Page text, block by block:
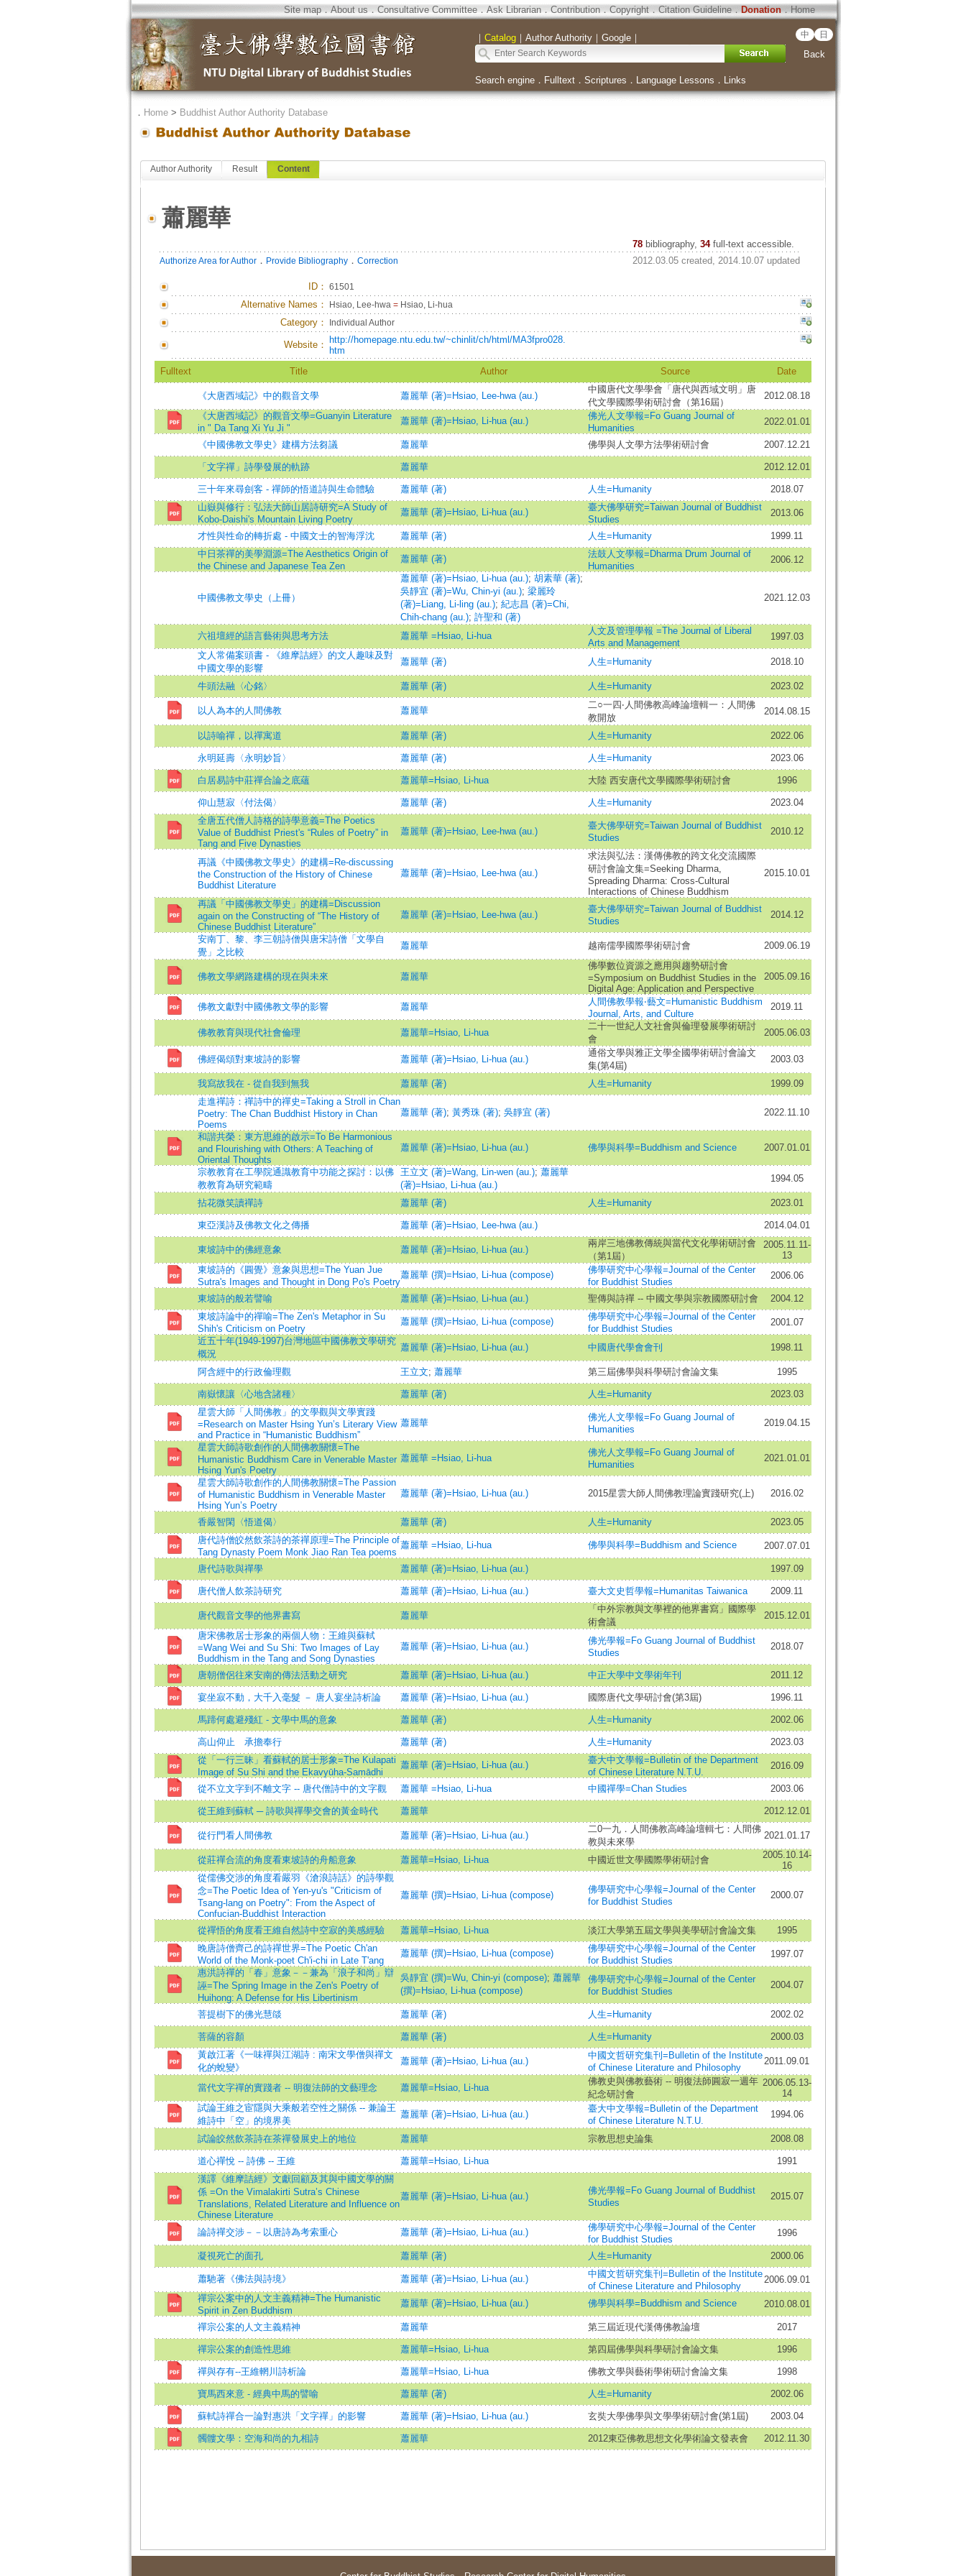
Site map．About us．Consultative Committee．Ask Librarian．Contribution．Copyright．Citation Guideline．Donation．Home
｜ Catalog｜ Author Authority｜ Google｜ 中 日
Back
Search engine． Fulltext． Scriptures ． Language Lessons ． Links
． Home> Buddhist Author Authority Database
Author Authority Result Content
蕭麗華
78 bibliography, 34full-text accessible.
Authorize Area for Author． Provide Bibliography． Correction 2012.03.05 created, 2014.10.07 updated
ID： 61501
Alternative Names： Hsiao, Lee-hwa =Hsiao, Li-hua
Category： Individual Author
Website：
http://homepage.ntu.edu.tw/~chinlit/ch/html/MA3fpro028.
htm
Fulltext
Title Author Source Date
《大唐西域記》中的觀音文學 蕭麗華 (著)=Hsiao, Lee-hwa (au.)
中國唐代文學學會「唐代與西域文明」唐
代文學國際學術研討會（第16屆）
2012.08.18
《大唐西域記》的觀音文學=Guanyin Literature
in " Da Tang Xi Yu Ji "
蕭麗華 (著)=Hsiao, Li-hua (au.)
佛光人文學報=Fo Guang Journal of
Humanities
2022.01.01
《中國佛教文學史》建構方法芻議 蕭麗華 佛學與人文學方法學術研討會 2007.12.21
「文字禪」詩學發展的軌跡 蕭麗華 2012.12.01
三十年來尋劍客 - 禪師的悟道詩與生命體驗 蕭麗華 (著) 人生=Humanity
2018.07
山嶽與修行：弘法大師山居詩研究=A Study of
Kobo-Daishi's Mountain Living Poetry
蕭麗華 (著)=Hsiao, Li-hua (au.)
臺大佛學研究=Taiwan Journal of Buddhist
Studies
2013.06
才性與性命的轉折處 - 中國文士的智海浮沈 蕭麗華 (著) 人生=Humanity
1999.11
中日茶禪的美學淵源=The Aesthetics Origin of
the Chinese and Japanese Tea Zen
蕭麗華 (著)
法鼓人文學報=Dharma Drum Journal of
Humanities
2006.12
中國佛教文學史（上冊）
蕭麗華 (著)=Hsiao, Li-hua (au.); 胡素華 (著);
吳靜宜 (著)=Wu, Chin-yi (au.); 梁麗玲
(著)=Liang, Li-ling (au.); 紀志昌 (著)=Chi,
Chih-chang (au.); 許聖和 (著)
2021.12.03
六祖壇經的語言藝術與思考方法 蕭麗華 =Hsiao, Li-hua
人文及管理學報 =The Journal of Liberal
Arts and Management
1997.03
文人常備案頭書 - 《維摩詰經》的文人趣味及對
中國文學的影響
蕭麗華 (著) 人生=Humanity 2018.10
牛頭法融〈心銘〉 蕭麗華 (著) 人生=Humanity 2023.02
以人為本的人間佛教 蕭麗華
二○一四‧人間佛教高峰論壇輯一：人間佛
教開放
2014.08.15
以詩喻禪，以禪寓道 蕭麗華 (著) 人生=Humanity 2022.06
永明延壽〈永明妙旨〉 蕭麗華 (著) 人生=Humanity 2023.06
白居易詩中莊禪合論之底蘊 蕭麗華=Hsiao, Li-hua 大陸 西安唐代文學國際學術研討會 1996
仰山慧寂〈付法偈〉 蕭麗華 (著) 人生=Humanity
2023.04
全唐五代僧人詩格的詩學意義=The Poetics
Value of Buddhist Priest's “Rules of Poetry” in
Tang and Five Dynasties
蕭麗華 (著)=Hsiao, Lee-hwa (au.)
臺大佛學研究=Taiwan Journal of Buddhist
Studies
2010.12
再議《中國佛教文學史》的建構=Re-discussing
the Construction of the History of Chinese
Buddhist Literature
蕭麗華 (著)=Hsiao, Lee-hwa (au.)
求法與弘法：漢傳佛教的跨文化交流國際
研討會論文集=Seeking Dharma,
Spreading Dharma: Cross-Cultural
Interactions of Chinese Buddhism
2015.10.01
再議「中國佛教文學史」的建構=Discussion
again on the Constructing of “The History of
Chinese Buddhist Literature”
蕭麗華 (著)=Hsiao, Lee-hwa (au.)
臺大佛學研究=Taiwan Journal of Buddhist
Studies
2014.12
安南丁、黎、李三朝詩僧與唐宋詩僧「文學自
覺」之比較
蕭麗華 越南儒學國際學術研討會 2009.06.19
佛教文學網路建構的現在與未來 蕭麗華
佛學數位資源之應用與趨勢研討會
=Symposium on Buddhist Studies in the
Digital Age: Application and Perspective
2005.09.16
佛教文獻對中國佛教文學的影響 蕭麗華
人間佛教學報‧藝文=Humanistic Buddhism
Journal, Arts, and Culture
2019.11
佛教教育與現代社會倫理 蕭麗華=Hsiao, Li-hua
二十一世紀人文社會與倫理發展學術研討
會
2005.06.03
佛經偈頌對東坡詩的影響 蕭麗華 (著)=Hsiao, Li-hua (au.)
通俗文學與雅正文學全國學術研討會論文
集(第4屆)
2003.03
我寫故我在 - 從自我到無我 蕭麗華 (著) 人生=Humanity
1999.09
走進禪詩：禪詩中的禪史=Taking a Stroll in Chan
Poetry: The Chan Buddhist History in Chan
Poems
蕭麗華 (著); 黃秀珠 (著); 吳靜宜 (著) 2022.11.10
和諧共榮：東方思維的啟示=To Be Harmonious
and Flourishing with Others: A Teaching of
Oriental Thoughts
蕭麗華 (著)=Hsiao, Li-hua (au.) 佛學與科學=Buddhism and Science 2007.01.01
宗教教育在工學院通識教育中功能之探討：以佛
教教育為研究範疇
王立文 (著)=Wang, Lin-wen (au.); 蕭麗華
(著)=Hsiao, Li-hua (au.)
1994.05
拈花微笑讀禪詩 蕭麗華 (著) 人生=Humanity 2023.01
東亞漢詩及佛教文化之傳播 蕭麗華 (著)=Hsiao, Lee-hwa (au.) 2014.04.01
東坡詩中的佛經意象 蕭麗華 (著)=Hsiao, Li-hua (au.)
兩岸三地佛教傳統與當代文化學術研討會
（第1屆）
2005.11.11-
13
東坡詩的《圓覺》意象與思想=The Yuan Jue
Sutra's Images and Thought in Dong Po's Poetry
蕭麗華 (撰)=Hsiao, Li-hua (compose)
佛學研究中心學報=Journal of the Center
for Buddhist Studies
2006.06
東坡詩的般若譬喻 蕭麗華 (著)=Hsiao, Li-hua (au.) 聖傳與詩禪 -- 中國文學與宗教國際研討會
2004.12
東坡詩論中的禪喻=The Zen's Metaphor in Su
Shih's Criticism on Poetry
蕭麗華 (撰)=Hsiao, Li-hua (compose)
佛學研究中心學報=Journal of the Center
for Buddhist Studies
2001.07
近五十年(1949-1997)台灣地區中國佛教文學研究
概況
蕭麗華 (著)=Hsiao, Li-hua (au.) 中國唐代學會會刊 1998.11
阿含經中的行政倫理觀 王立文; 蕭麗華 第三屆佛學與科學研討會論文集 1995
南嶽懷讓〈心地含諸種〉 蕭麗華 (著) 人生=Humanity
2023.03
星雲大師「人間佛教」的文學觀與文學實踐
=Research on Master Hsing Yun’s Literary View
and Practice in “Humanistic Buddhism”
蕭麗華
佛光人文學報=Fo Guang Journal of
Humanities
2019.04.15
星雲大師詩歌創作的人間佛教關懷=The
Humanistic Buddhism Care in Venerable Master
Hsing Yun's Poetry
蕭麗華 =Hsiao, Li-hua
佛光人文學報=Fo Guang Journal of
Humanities
2021.01.01
星雲大師詩歌創作的人間佛教關懷=The Passion
of Humanistic Buddhism in Venerable Master
Hsing Yun’s Poetry
蕭麗華 (著)=Hsiao, Li-hua (au.) 2015星雲大師人間佛教理論實踐研究(上) 2016.02
香嚴智閑〈悟道偈〉 蕭麗華 (著) 人生=Humanity
2023.05
唐代詩僧皎然飲茶詩的茶禪原理=The Principle of
Tang Dynasty Poem Monk Jiao Ran Tea poems
蕭麗華 =Hsiao, Li-hua 佛學與科學=Buddhism and Science 2007.07.01
唐代詩歌與禪學 蕭麗華 (著)=Hsiao, Li-hua (au.) 1997.09
唐代僧人飲茶詩研究 蕭麗華 (著)=Hsiao, Li-hua (au.) 臺大文史哲學報=Humanitas Taiwanica 2009.11
唐代觀音文學的他界書寫 蕭麗華
「中外宗教與文學裡的他界書寫」國際學
術會議
2015.12.01
唐宋佛教居士形象的兩個人物：王維與蘇軾
=Wang Wei and Su Shi: Two Images of Lay
Buddhism in the Tang and Song Dynasties
蕭麗華 (著)=Hsiao, Li-hua (au.)
佛光學報=Fo Guang Journal of Buddhist
Studies
2018.07
唐朝僧侶往來安南的傳法活動之研究 蕭麗華 (著)=Hsiao, Li-hua (au.) 中正大學中文學術年刊 2011.12
宴坐寂不動，大千入毫髮 － 唐人宴坐詩析論 蕭麗華 (著)=Hsiao, Li-hua (au.) 國際唐代文學研討會(第3屆) 1996.11
馬蹄何處避殘紅 - 文學中馬的意象 蕭麗華 (著) 人生=Humanity 2002.06
高山仰止 承擔奉行 蕭麗華 (著) 人生=Humanity
2023.03
從「一行三昧」看蘇軾的居士形象=The Kulapati
Image of Su Shi and the Ekavyūha-Samādhi
蕭麗華 (著)=Hsiao, Li-hua (au.)
臺大中文學報=Bulletin of the Department
of Chinese Literature N.T.U.
2016.09
從不立文字到不離文字 -- 唐代僧詩中的文字觀 蕭麗華 =Hsiao, Li-hua 中國禪學=Chan Studies 2003.06
從王維到蘇軾 ─ 詩歌與禪學交會的黃金時代 蕭麗華 2012.12.01
從行門看人間佛教 蕭麗華 (著)=Hsiao, Li-hua (au.)
二0一九．人間佛教高峰論壇輯七：人間佛
教與未來學
2021.01.17
從莊禪合流的角度看東坡詩的舟船意象 蕭麗華=Hsiao, Li-hua 中國近世文學國際學術研討會
2005.10.14-
16
從儒佛交涉的角度看嚴羽《滄浪詩話》的詩學觀
念=The Poetic Idea of Yen-yu's "Criticism of
Tsang-lang on Poetry": From the Aspect of
Confucian-Buddhist Interaction
蕭麗華 (撰)=Hsiao, Li-hua (compose)
佛學研究中心學報=Journal of the Center
for Buddhist Studies
2000.07
從禪悟的角度看王維自然詩中空寂的美感經驗 蕭麗華=Hsiao, Li-hua 淡江大學第五屆文學與美學研討會論文集
1995
晚唐詩僧齊己的詩禪世界=The Poetic Ch'an
World of the Monk-poet Ch'i-chi in Late T'ang
蕭麗華 (撰)=Hsiao, Li-hua (compose)
佛學研究中心學報=Journal of the Center
for Buddhist Studies
1997.07
惠洪詩禪的「春」意象－－兼為「浪子和尚」辯
誣=The Spring Image in the Zen's Poetry of
Huihong: A Defense for His Libertinism
吳靜宜 (撰)=Wu, Chin-yi (compose); 蕭麗華
(撰)=Hsiao, Li-hua (compose)
佛學研究中心學報=Journal of the Center
for Buddhist Studies
2004.07
菩提樹下的佛光慧燄 蕭麗華 (著) 人生=Humanity 2002.02
菩薩的容顏 蕭麗華 (著) 人生=Humanity
2000.03
黃啟江著《一味禪與江湖詩 : 南宋文學僧與禪文
化的蛻變》
蕭麗華 (著)=Hsiao, Li-hua (au.)
中國文哲研究集刊=Bulletin of the Institute
of Chinese Literature and Philosophy
2011.09.01
當代文字禪的實踐者 -- 明復法師的文藝理念 蕭麗華=Hsiao, Li-hua
佛教史與佛教藝術 -- 明復法師圓寂一週年
紀念研討會
2006.05.13-
14
試論王維之宦隱與大乘般若空性之關係 -- 兼論王
維詩中「空」的境界美
蕭麗華 (著)=Hsiao, Li-hua (au.)
臺大中文學報=Bulletin of the Department
of Chinese Literature N.T.U.
1994.06
試論皎然飲茶詩在茶禪發展史上的地位 蕭麗華 宗教思想史論集 2008.08
道心禪悅 -- 詩佛 -- 王維 蕭麗華=Hsiao, Li-hua
1991
漢譯《維摩詰經》文獻回顧及其與中國文學的關
係 =On the Vimalakirti Sutra’s Chinese
Translations, Related Literature and Influence on
Chinese Literature
蕭麗華 (著)=Hsiao, Li-hua (au.)
佛光學報=Fo Guang Journal of Buddhist
Studies
2015.07
論詩禪交涉－－以唐詩為考索重心 蕭麗華 (著)=Hsiao, Li-hua (au.)
佛學研究中心學報=Journal of the Center
for Buddhist Studies
1996
凝視死亡的面孔 蕭麗華 (著) 人生=Humanity 2000.06
蕭馳著《佛法與詩境》 蕭麗華 (著)=Hsiao, Li-hua (au.)
中國文哲研究集刊=Bulletin of the Institute
of Chinese Literature and Philosophy
2006.09.01
禪宗公案中的人文主義精神=The Humanistic
Spirit in Zen Buddhism
蕭麗華 (著)=Hsiao, Li-hua (au.) 佛學與科學=Buddhism and Science 2010.08.01
禪宗公案的人文主義精神 蕭麗華 第三屆近現代漢傳佛教論壇 2017
禪宗公案的創造性思維 蕭麗華=Hsiao, Li-hua 第四屆佛學與科學研討會論文集 1996
禪與存有--王維輞川詩析論 蕭麗華=Hsiao, Li-hua 佛教文學與藝術學術研討會論文集 1998
寶馬西來意 - 經典中馬的譬喻 蕭麗華 (著) 人生=Humanity 2002.06
蘇軾詩禪合一論對惠洪「文字禪」的影響 蕭麗華 (著)=Hsiao, Li-hua (au.) 玄奘大學佛學與文學學術研討會(第1屆) 2003.04
髑髏文學：空海和尚的九相詩 蕭麗華 2012東亞佛教思想文化學術論文發表會 2012.11.30